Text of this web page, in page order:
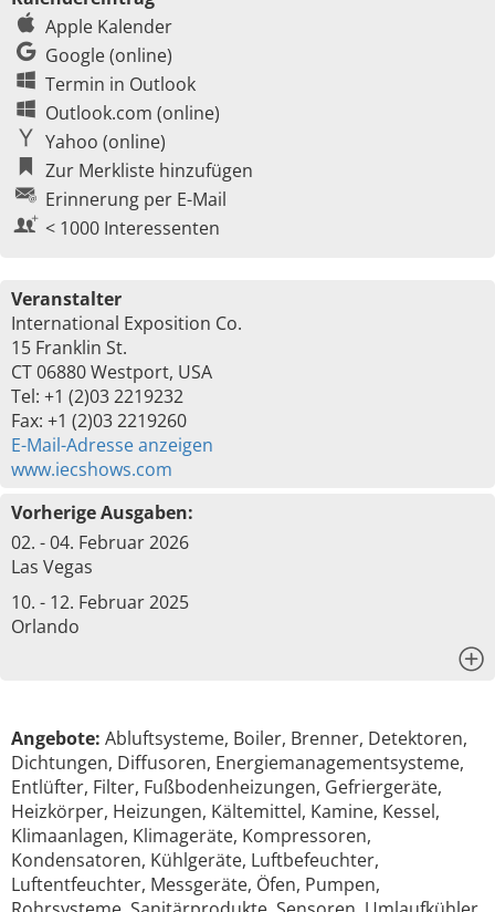
Apple Kalender
Google (online)
Termin in Outlook
Outlook.com (online)
Yahoo (online)
Zur Merkliste hinzufügen
Erinnerung per E-Mail
< 1000 Interessenten
Veranstalter
International Exposition Co.
15 Franklin St.
CT 06880 Westport, USA
Tel: +1 (2)03 2219232
Fax: +1 (2)03 2219260
E-Mail-Adresse anzeigen
www.iecshows.com
Vorherige Ausgaben:
02. - 04. Februar 2026
Las Vegas
10. - 12. Februar 2025
Orlando
Angebote: Abluftsysteme, Boiler, Brenner, Detektoren,
Dichtungen, Diffusoren, Energiemanagementsysteme,
Entlüfter, Filter, Fußbodenheizungen, Gefriergeräte,
Heizkörper, Heizungen, Kältemittel, Kamine, Kessel,
Klimaanlagen, Klimageräte, Kompressoren,
Kondensatoren, Kühlgeräte, Luftbefeuchter,
Luftentfeuchter, Messgeräte, Öfen, Pumpen,